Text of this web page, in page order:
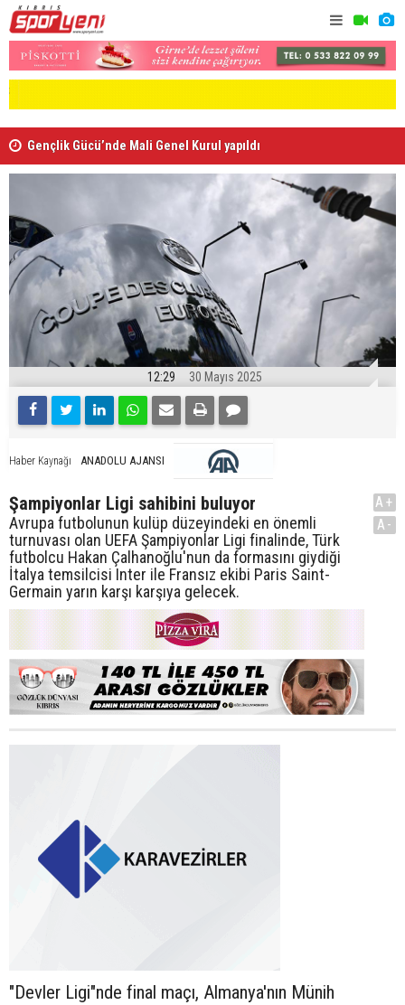
Gençlik Gücü’nde Mali Genel Kurul yapıldı
12:29 30 Mayıs 2025
Haber Kaynağı ANADOLU AJANSI
Şampiyonlar Ligi sahibini buluyor
Avrupa futbolunun kulüp düzeyindeki en önemli
turnuvası olan UEFA Şampiyonlar Ligi finalinde, Türk
futbolcu Hakan Çalhanoğlu'nun da formasını giydiği
İtalya temsilcisi Inter ile Fransız ekibi Paris Saint-
Germain yarın karşı karşıya gelecek.
A+
A-
"Devler Ligi"nde final maçı, Almanya'nın Münih